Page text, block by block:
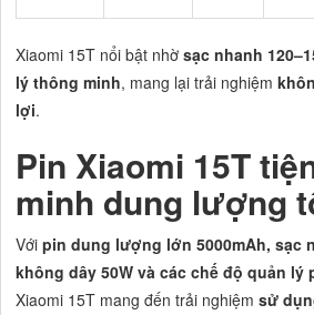
Xiaomi 15T nổi bật nhờsạc nhanh
lý thông minh, mang lại trải nghiệm
lợi.
Pin Xiaomi 15T
minh dung lượng
Vớipin dung lượng lớn 5000mAh, sạc
không dây 50W và các chế độ quản lý
Xiaomi 15T mang đến trải nghiệmsử